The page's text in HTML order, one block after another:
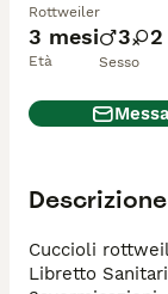
3 mesi
Età
3 2
Sesso
Rottweiler
Descrizione
Cuccioli
Libretto